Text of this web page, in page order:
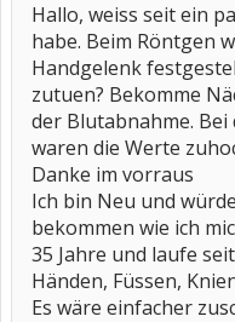
Hallo, weiss seit ein
habe. Beim Röntgen
Handgelenk
zutuen? Bekomme
der Blutabnahme.
waren die Werte
Danke im vorraus
Ich bin Neu und
bekommen wie ich
35 Jahre und laufe
Händen, Füssen,
Es wäre einfacher